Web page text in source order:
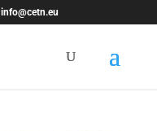
info@cetn.eu